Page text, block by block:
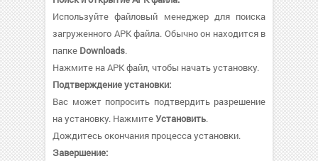
Используйте файловый менеджер для поиска
загруженного APK файла. Обычно он находится в
папке Downloads.
Нажмите на APK файл, чтобы начать установку.
Подтверждение установки:
Вас может попросить подтвердить разрешение
на установку. НажмитеУстановить.
Дождитесь окончания процесса установки.
Завершение: